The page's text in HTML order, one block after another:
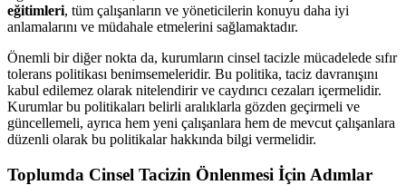
eğitimleri, tüm çalışanların ve yöneticilerin konuyu daha iyi
anlamalarını ve müdahale etmelerini sağlamaktadır.
Önemli bir diğer nokta da, kurumların cinsel tacizle mücadelede sıfır
tolerans politikası benimsemeleridir. Bu politika, taciz davranışını
kabul edilemez olarak nitelendirir ve caydırıcı cezaları içermelidir.
Kurumlar bu politikaları belirli aralıklarla gözden geçirmeli ve
güncellemeli, ayrıca hem yeni çalışanlara hem de mevcut çalışanlara
düzenli olarak bu politikalar hakkında bilgi vermelidir.
Toplumda Cinsel Tacizin Önlenmesi İçin Adımlar